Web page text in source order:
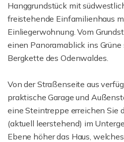
Hanggrundstück mit
freistehende Einfamilienhaus
Einliegerwohnung. Vom
einen Panoramablick ins
Bergkette des Odenwaldes.
Von der Straßenseite aus
praktische Garage und
eine Steintreppe erreichen Sie
(aktuell leerstehend) im
Ebene höher das Haus,